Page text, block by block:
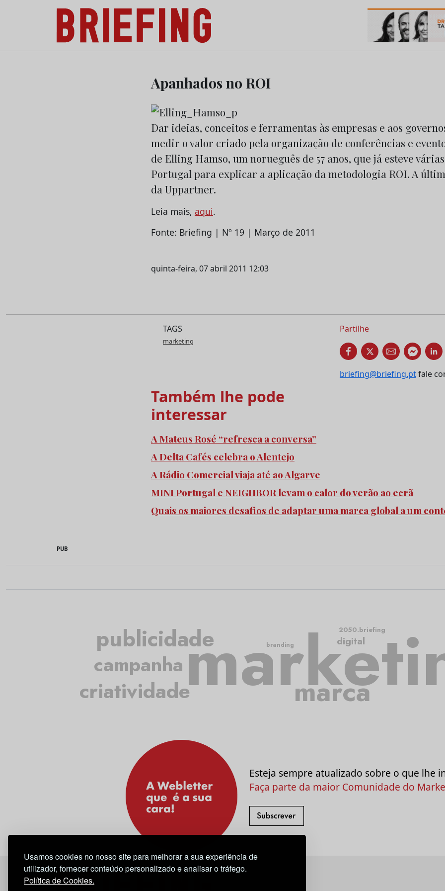
Usamos cookies no nosso site para melhorar a sua experiência de
utilizador, fornecer conteúdo personalizado e analisar o tráfego.
Política de Cookies.
Briefing: Todas as notícias sobre os negócios do Marketing e da Publicidade
Apanhados no ROI
Dar ideias, conceitos e ferramentas às empresas e aos
medir o valor criado pela organização de conferências e
de Elling Hamso, um norueguês de 57 anos, que já esteve
Portugal para explicar a aplicação da metodologia ROI. A
da Uppartner.
Leia mais, aqui.
Fonte: Briefing | Nº 19 | Março de 2011
quinta-feira, 07 abril 2011 12:03
TAGS
marketing
Partilhe
briefing@briefing.ptfale
Também lhe pode
interessar
A Mateus Rosé “refresca a conversa”
A Delta Cafés celebra o Alentejo
A Rádio Comercial viaja até ao Algarve
MINI Portugal e NEIGHBOR levam o calor do verão ao ecrã
Quais os maiores desafios de adaptar uma marca global a um
PUB
publicidade
marca
criatividade
campanha
digital
2050.briefing
branding
Esteja sempre atualizado sobre o que lhe
Faça parte da maior Comunidade do